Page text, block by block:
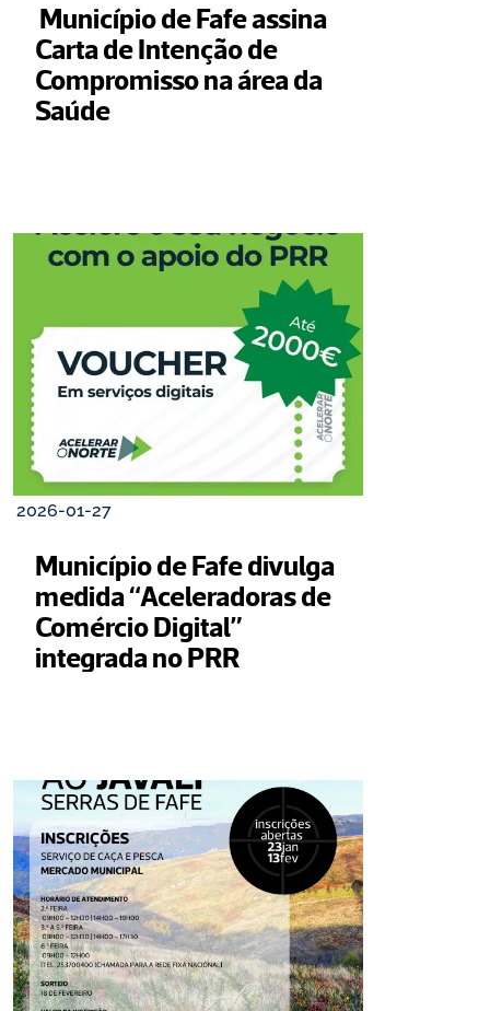
Município de Fafe assina
Carta de Intenção de
Compromisso na área da
Saúde
2026-01-27
Município de Fafe divulga
medida “Aceleradoras de
Comércio Digital”
integrada no PRR